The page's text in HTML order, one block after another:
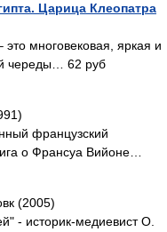
Царица Клеопатра
это многовековая, яркая и
череды… 62 руб
французский
о Франсуа Вийоне…
(2005)
- историк-медиевист О.